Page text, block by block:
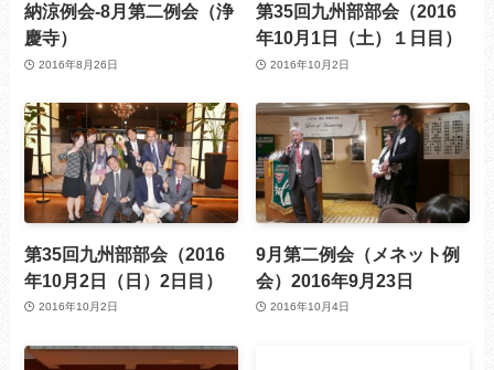
納涼例会-8月第二例会（浄
慶寺）
2016年8月26日
第35回九州部部会（2016
年10月1日（土）１日目）
2016年10月2日
第35回九州部部会（2016
年10月2日（日）2日目）
2016年10月2日
9月第二例会（メネット例
会）2016年9月23日
2016年10月4日